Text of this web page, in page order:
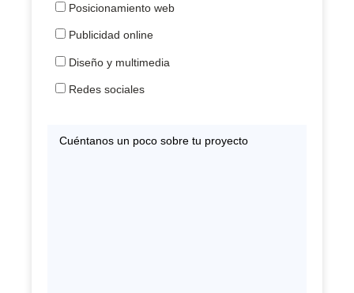
Posicionamiento web
Publicidad online
Diseño y multimedia
Redes sociales